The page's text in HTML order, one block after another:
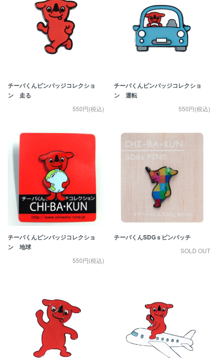
チーバくんピンバッジコレクショ
ン 走る
550円(税込)
チーバくんピンバッジコレクショ
ン 運転
550円(税込)
チーバくんピンバッジコレクショ
ン 地球
550円(税込)
チーバくんSDGｓピンバッチ
SOLD OUT